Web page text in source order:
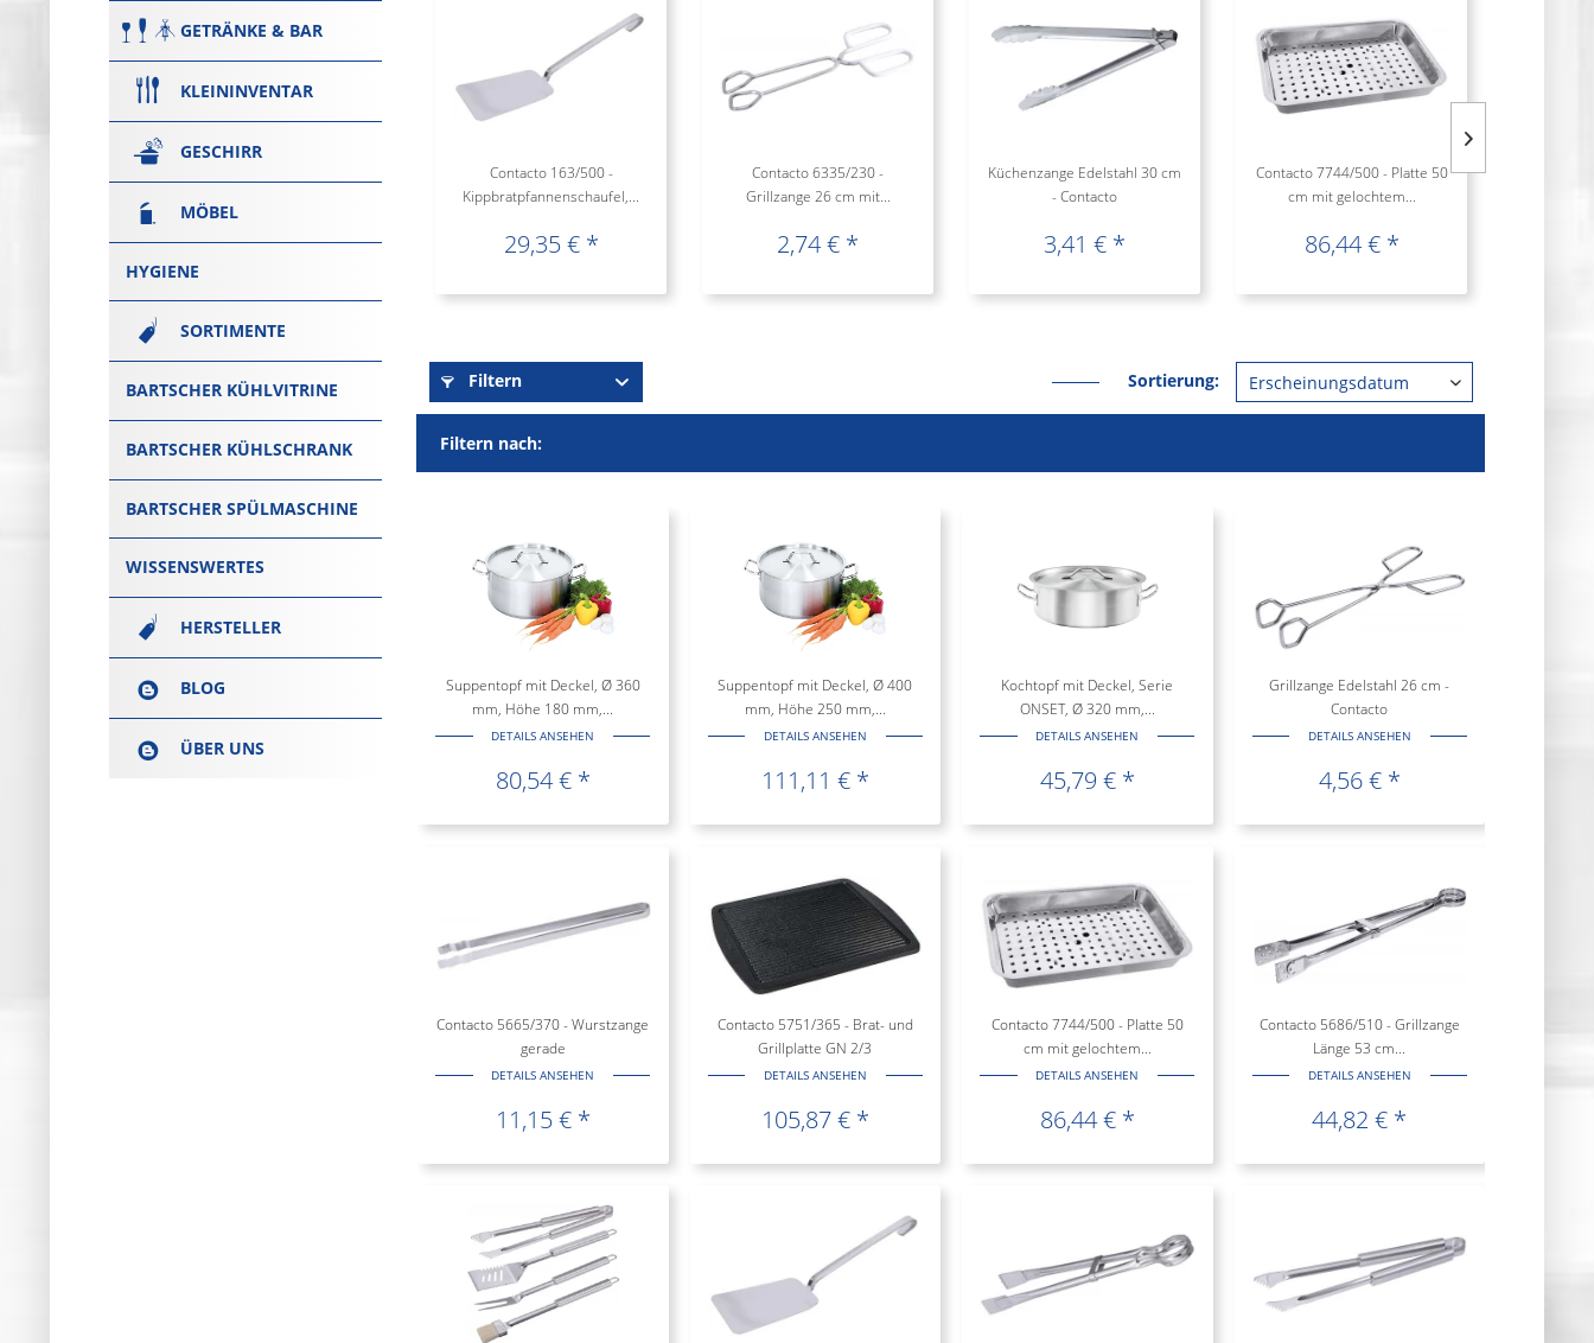
GETRÄNKE & BAR
KLEININVENTAR
GESCHIRR
MÖBEL
HYGIENE
SORTIMENTE
BARTSCHER KÜHLVITRINE
BARTSCHER KÜHLSCHRANK
BARTSCHER SPÜLMASCHINE
WISSENSWERTES
HERSTELLER
BLOG
ÜBER UNS
Contacto 163/500 -
Kippbratpfannenschaufel,...
29,35 € *
Contacto 6335/230 -
Grillzange 26 cm mit...
2,74 € *
Küchenzange Edelstahl 30 cm
- Contacto
3,41 € *
Contacto 7744/500 - Platte 50
cm mit gelochtem...
86,44 € *
Filtern Sortierung:
Filtern nach:
Suppentopf mit Deckel, Ø 360
mm, Höhe 180 mm,...
DETAILS ANSEHEN
80,54 € *
Suppentopf mit Deckel, Ø 400
mm, Höhe 250 mm,...
DETAILS ANSEHEN
111,11 € *
Kochtopf mit Deckel, Serie
ONSET, Ø 320 mm,...
DETAILS ANSEHEN
45,79 € *
Grillzange Edelstahl 26 cm -
Contacto
DETAILS ANSEHEN
4,56 € *
Contacto 5665/370 - Wurstzange
gerade
DETAILS ANSEHEN
11,15 € *
Contacto 5751/365 - Brat- und
Grillplatte GN 2/3
DETAILS ANSEHEN
105,87 € *
Contacto 7744/500 - Platte 50
cm mit gelochtem...
DETAILS ANSEHEN
86,44 € *
Contacto 5686/510 - Grillzange
Länge 53 cm...
DETAILS ANSEHEN
44,82 € *